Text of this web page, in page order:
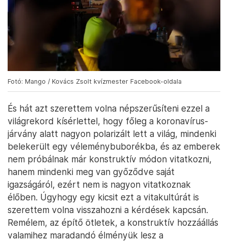
Fotó: Mango / Kovács Zsolt kvízmester Facebook-oldala
És hát azt szerettem volna népszerűsíteni ezzel a
világrekord kísérlettel, hogy főleg a koronavírus-
járvány alatt nagyon polarizált lett a világ, mindenki
belekerült egy véleménybuborékba, és az emberek
nem próbálnak már konstruktív módon vitatkozni,
hanem mindenki meg van győződve saját
igazságáról, ezért nem is nagyon vitatkoznak
élőben. Úgyhogy egy kicsit ezt a vitakultúrát is
szerettem volna visszahozni a kérdések kapcsán.
Remélem, az építő ötletek, a konstruktív hozzáállás
valamihez maradandó élményük lesz a